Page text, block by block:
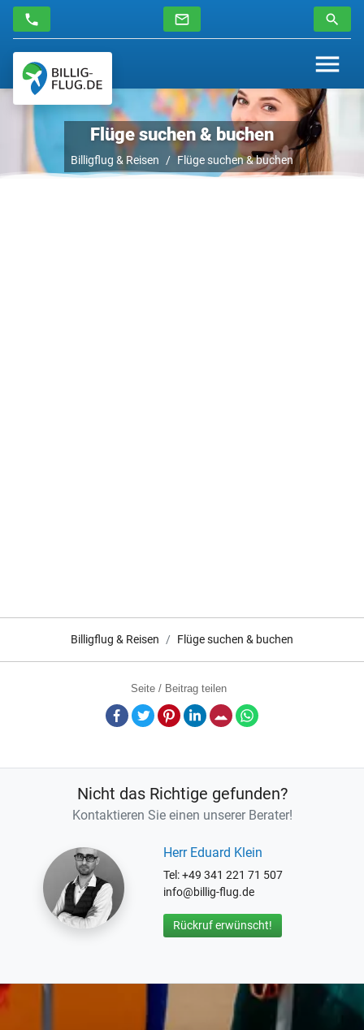
Flüge suchen & buchen
Billigflug & Reisen Flüge suchen & buchen
Billigflug & Reisen Flüge suchen & buchen
Seite / Beitrag teilen
Facebook
TwitterPinterestLinkedInE-Mail
Nicht das Richtige gefunden?
Kontaktieren Sie einen unserer Berater!
Herr Eduard Klein
Tel: +49 341 221 71 507
info@billig-flug.de
Rückruf erwünscht!